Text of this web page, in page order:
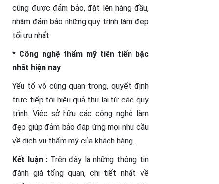
cũng được đảm bảo, đặt lên hàng đầu,
nhằm đảm bảo những quy trình làm đẹp
tối ưu nhất.
* Công nghệ thẩm mỹ tiên tiến bậc
nhất hiện nay
Yếu tố vô cùng quan trọng, quyết định
trực tiếp tới hiệu quả thu lại từ các quy
trình. Việc sở hữu các công nghệ làm
đẹp giúp đảm bảo đáp ứng mọi nhu cầu
về dịch vụ thẩm mỹ của khách hàng.
Kết luận : Trên đây là những thông tin
đánh giá tổng quan, chi tiết nhất về